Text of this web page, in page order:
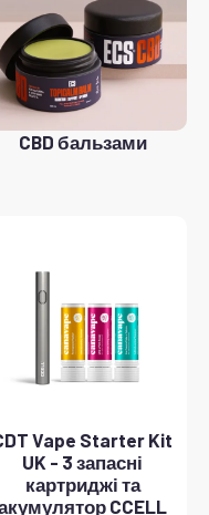
CBD бальзами
Vape Starter Kit
UK - 3 запасні
картриджі та
CCELL